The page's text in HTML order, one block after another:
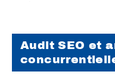
Audit SEO et